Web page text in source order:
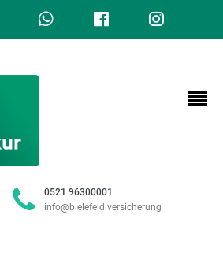
0521 96300001
info@bielefeld.versicherung
Email
WhatsAppFacebook